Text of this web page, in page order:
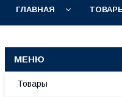
ГЛАВНАЯ
Товары